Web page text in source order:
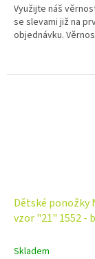
Využijte náš
se slevami již na
objednávku.
Dětské ponožky
vzor "21" 1552 -
Skladem